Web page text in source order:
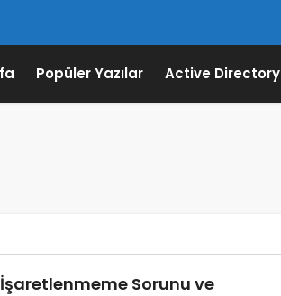
Popüler Yazılar Active Directory
Sorunu ve